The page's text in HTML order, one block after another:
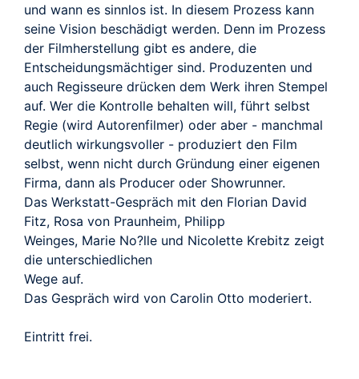
und wann es sinnlos ist. In diesem Prozess kann
seine Vision beschädigt werden. Denn im Prozess
der Filmherstellung gibt es andere, die
Entscheidungsmächtiger sind. Produzenten und
auch Regisseure drücken dem Werk ihren Stempel
auf. Wer die Kontrolle behalten will, führt selbst
Regie (wird Autorenfilmer) oder aber - manchmal
deutlich wirkungsvoller - produziert den Film
selbst, wenn nicht durch Gründung einer eigenen
Firma, dann als Producer oder Showrunner.
Das Werkstatt-Gespräch mit den Florian David
Fitz, Rosa von Praunheim, Philipp
Weinges, Marie No?lle und Nicolette Krebitz zeigt
die unterschiedlichen
Wege auf.
Das Gespräch wird von Carolin Otto moderiert.
Eintritt frei.